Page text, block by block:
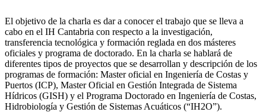
El objetivo de la charla es dar a conocer el trabajo que se lleva a
cabo en el IH Cantabria con respecto a la investigación,
transferencia tecnológica y formación reglada en dos másteres
oficiales y programa de doctorado. En la charla se hablará de
diferentes tipos de proyectos que se desarrollan y descripción de los
programas de formación: Master oficial en Ingeniería de Costas y
Puertos (ICP), Master Oficial en Gestión Integrada de Sistema
Hídricos (GISH) y el Programa Doctorado en Ingeniería de Costas,
Hidrobiología y Gestión de Sistemas Acuáticos (“IH2O”).